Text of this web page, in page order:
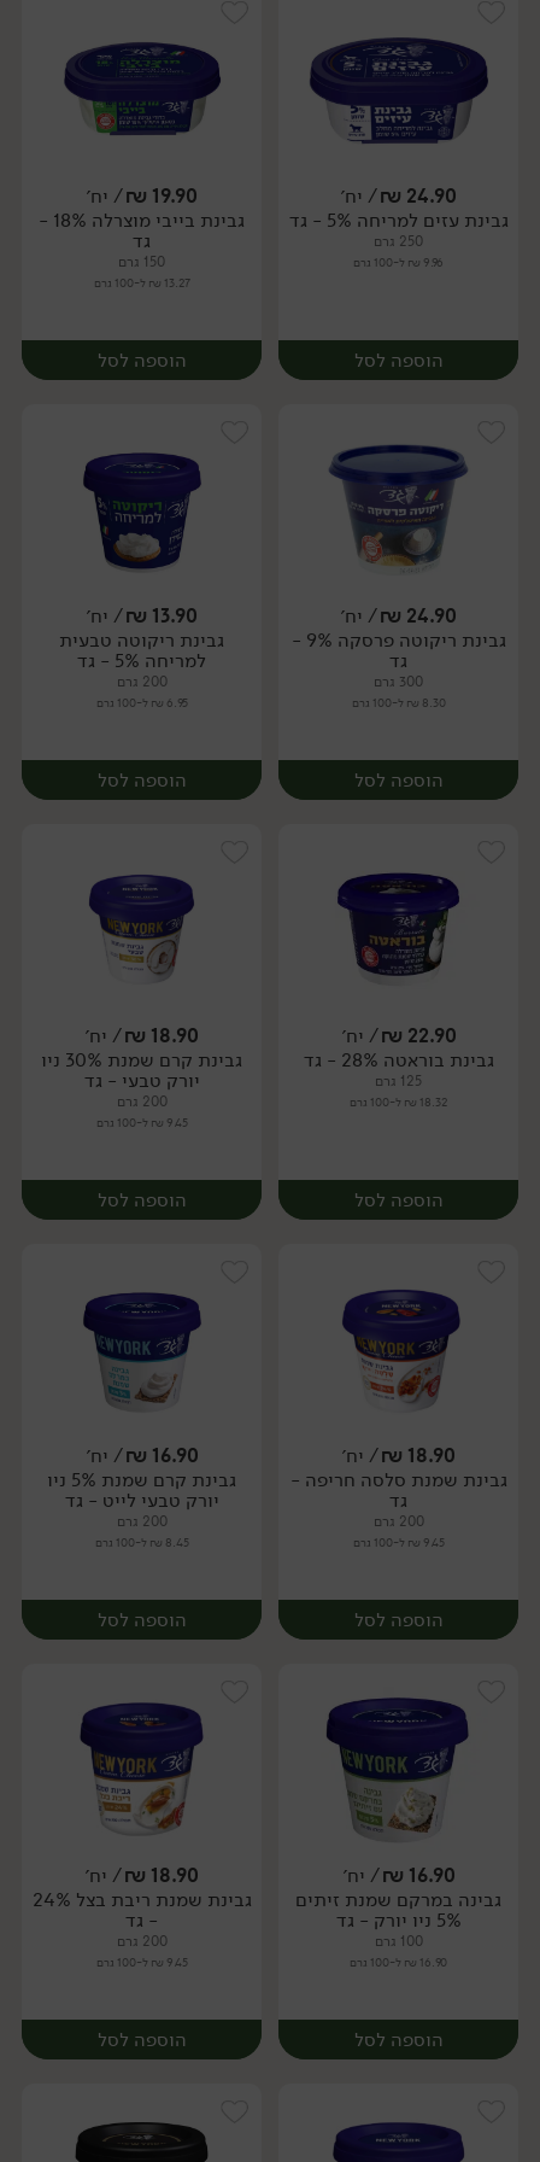
יח׳ יח׳
24.90
₪/ יח׳
גבינת עזים למריחה 5% - גד
250 גרם
9.96 ₪ ל-100 גרם
הוספה לסל
יח׳
19.90
₪/ יח׳
גבינת בייבי מוצרלה 18% -
גד
150 גרם
13.27 ₪ ל-100 גרם
הוספה לסל
יח׳
24.90
₪/ יח׳
גבינת ריקוטה פרסקה 9% -
גד
300 גרם
8.30 ₪ ל-100 גרם
הוספה לסל
יח׳
13.90
₪/ יח׳
גבינת ריקוטה טבעית
למריחה 5% - גד
200 גרם
6.95 ₪ ל-100 גרם
הוספה לסל
יח׳
22.90
₪/ יח׳
גבינת בוראטה 28% - גד
125 גרם
18.32 ₪ ל-100 גרם
הוספה לסל
יח׳
18.90
₪/ יח׳
גבינת קרם שמנת 30% ניו
יורק טבעי - גד
200 גרם
9.45 ₪ ל-100 גרם
הוספה לסל
יח׳
18.90
₪/ יח׳
גבינת שמנת סלסה חריפה -
גד
200 גרם
9.45 ₪ ל-100 גרם
הוספה לסל
יח׳
16.90
₪/ יח׳
גבינת קרם שמנת 5% ניו
יורק טבעי לייט - גד
200 גרם
8.45 ₪ ל-100 גרם
הוספה לסל
יח׳
16.90
₪/ יח׳
גבינה במרקם שמנת זיתים
5% ניו יורק - גד
100 גרם
16.90 ₪ ל-100 גרם
הוספה לסל
18.90
₪/ יח׳
גבינת שמנת ריבת בצל 24%
- גד
200 גרם
9.45 ₪ ל-100 גרם
הוספה לסל